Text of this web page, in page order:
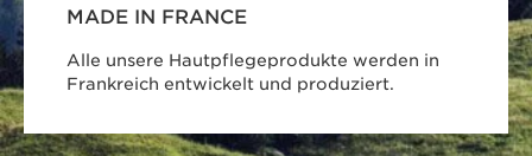
MADE IN FRANCE
Alle unsere Hautpflegeprodukte werden in
Frankreich entwickelt und produziert.